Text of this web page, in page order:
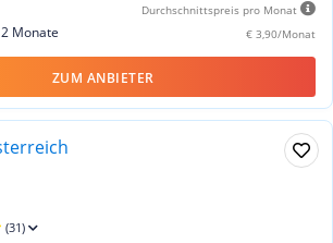
Durchschnittspreis pro Monat
€ 3,90/Monat
Monate
ZUM ANBIETER
(31)